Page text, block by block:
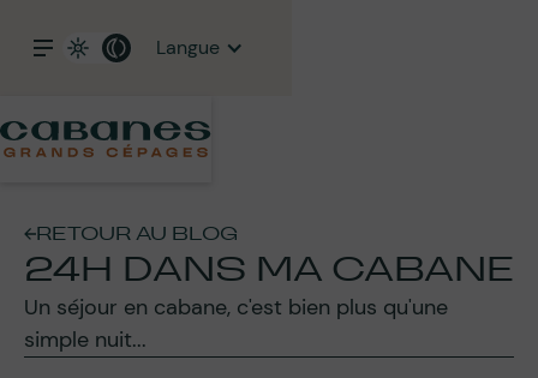
Langue
RETOUR AU BLOG
24H DANS MA CABANE
Un séjour en cabane, c'est bien plus qu'une
simple nuit...